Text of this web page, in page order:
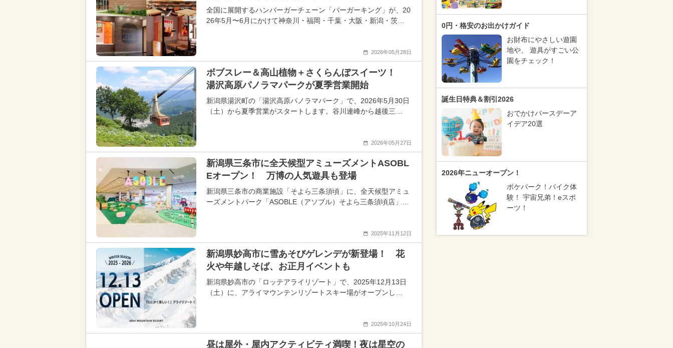
全国に展開するハンバーガーチェーン「バーガーキング」が、20
26年5月〜6月にかけて神奈川・福岡・千葉・大阪・新潟・茨…
2026年05月28日
ボブスレー＆高山植物＋さくらんぼスイーツ！
湯沢高原パノラマパークが夏季営業開始
新潟県湯沢町の「湯沢高原パノラマパーク」で、2026年5月30日
（土）から夏季営業がスタートします。谷川連峰から越後三…
2026年05月27日
新潟県三条市に全天候型アミューズメントASOBL
Eオープン！ 万博の人気遊具も登場
新潟県三条市の商業施設「そよら三条須頃」に、全天候型アミュ
ーズメントパーク「ASOBLE（アソブル）そよら三条須頃店」…
2025年11月12日
新潟県妙高市に雪あそびゲレンデが新登場！ 花
火や年越しそば、お正月イベントも
新潟県妙高市の「ロッテアライリゾート」で、2025年12月13日
（土）に、アライマウンテンリゾートスキー場がオープンし…
2025年10月24日
昼は屋外・屋内アクティビティ満喫！夜は星空の
0円・格安のお出かけガイド
お財布にやさしい遊園
地や、 遊具がすごい公
園をチェック！
誕生日特典＆割引2026
おでかけバースデーア
イデア20選
2026年ニューオープン！
ポケパーク！バイク体
験！ 宇宙兄弟！eスポ
ーツ！